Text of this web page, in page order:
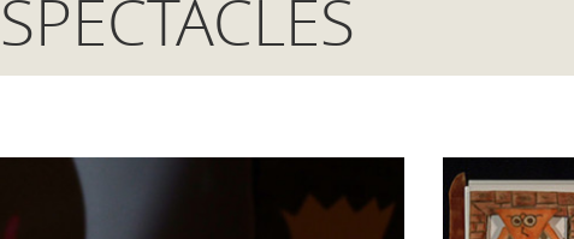
SPECTACLES